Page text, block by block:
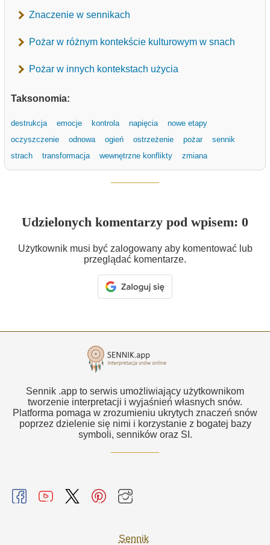
Znaczenie w sennikach
Pożar w różnym kontekście kulturowym w snach
Pożar w innych kontekstach użycia
Taksonomia:
destrukcja emocje kontrola napięcia
nowe etapy
oczyszczenie
odnowa ogień ostrzeżenie pożar
sennik
strach
transformacja wewnętrzne konflikty zmiana
Udzielonych komentarzy pod wpisem: 0
Użytkownik musi być zalogowany aby komentować lub
przeglądać komentarze.
Sennik .app to serwis umożliwiający użytkownikom
tworzenie interpretacji i wyjaśnień własnych snów.
Platforma pomaga w zrozumieniu ukrytych znaczeń snów
poprzez dzielenie się nimi i korzystanie z bogatej bazy
symboli, senników oraz SI.
Sennik